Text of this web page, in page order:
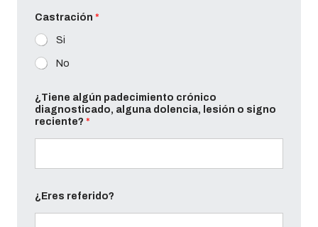
Castración *
Si
No
¿Tiene algún padecimiento crónico
diagnosticado, alguna dolencia, lesión o signo
reciente? *
¿Eres referido?